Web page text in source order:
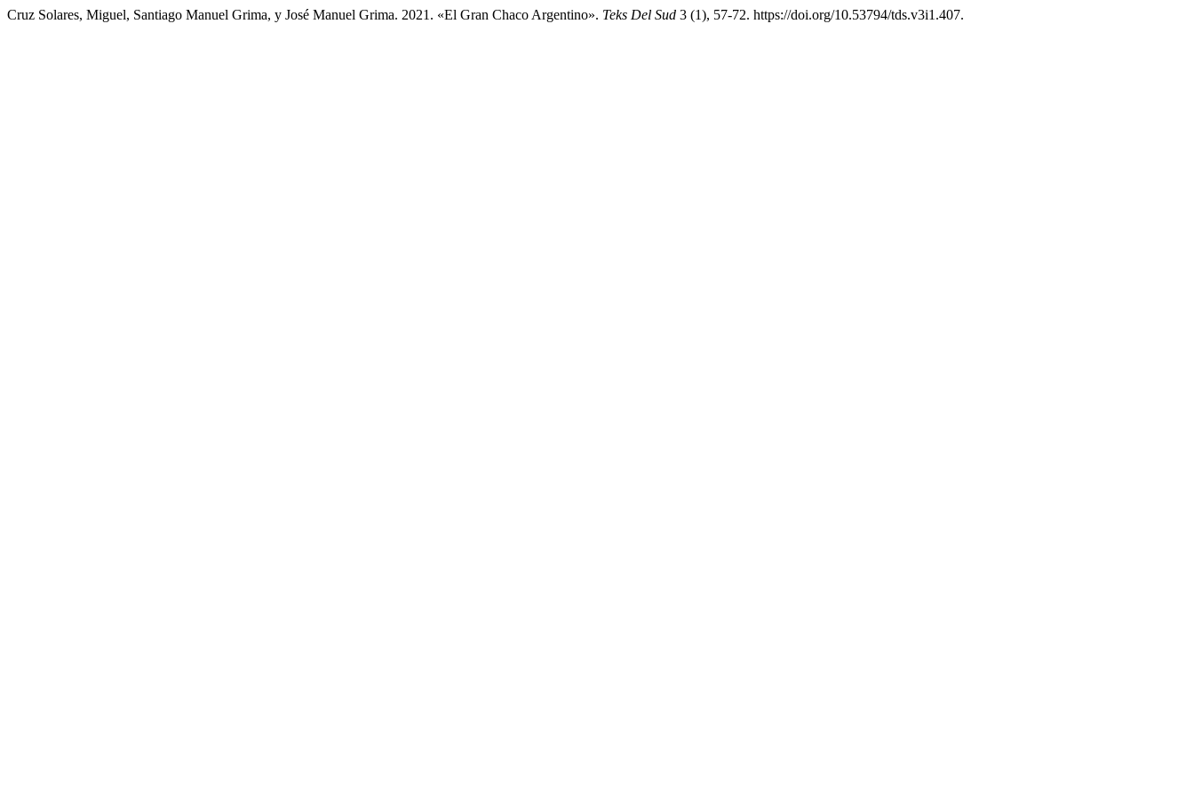
Cruz Solares, Miguel, Santiago Manuel Grima, y José Manuel Grima. 2021. «El Gran Chaco Argentino». Teks Del Sud 3 (1), 57-72. https://doi.org/10.53794/tds.v3i1.407.